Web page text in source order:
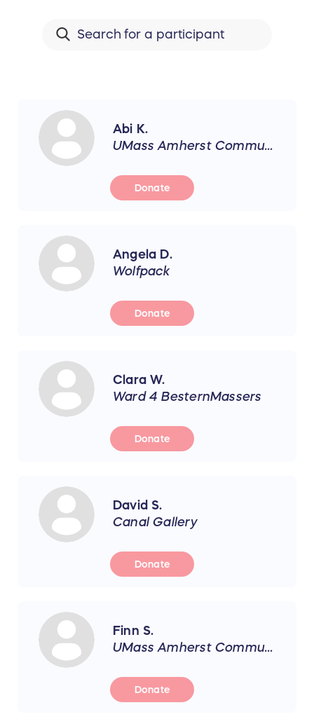
Abi K.
UMass Amherst Communication Disorders Dept
Donate
Angela D.
Wolfpack
Donate
Clara W.
Ward 4 BesternMassers
Donate
David S.
Canal Gallery
Donate
Finn S.
UMass Amherst Communication Disorders Dept
Donate